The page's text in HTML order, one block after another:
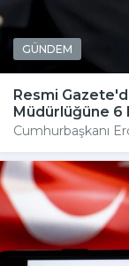
GÜNDEM
Resmi
Müdürlüğüne 6
Cumhurbaşkanı